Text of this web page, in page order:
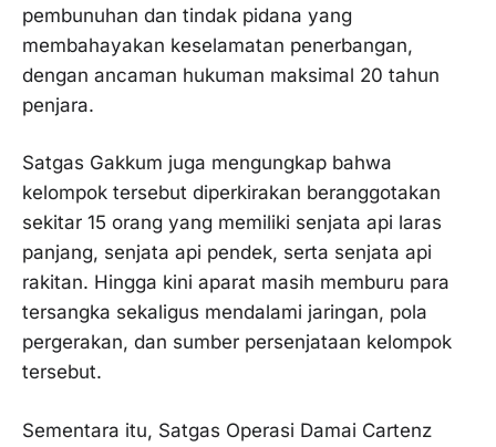
pembunuhan dan tindak pidana yang
membahayakan keselamatan penerbangan,
dengan ancaman hukuman maksimal 20 tahun
penjara.
Satgas Gakkum juga mengungkap bahwa
kelompok tersebut diperkirakan beranggotakan
sekitar 15 orang yang memiliki senjata api laras
panjang, senjata api pendek, serta senjata api
rakitan. Hingga kini aparat masih memburu para
tersangka sekaligus mendalami jaringan, pola
pergerakan, dan sumber persenjataan kelompok
tersebut.
Sementara itu, Satgas Operasi Damai Cartenz